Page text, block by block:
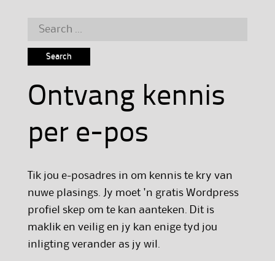
Search
Ontvang kennis
per e-pos
Tik jou e-posadres in om kennis te kry van
nuwe plasings. Jy moet 'n gratis Wordpress
profiel skep om te kan aanteken. Dit is
maklik en veilig en jy kan enige tyd jou
inligting verander as jy wil.